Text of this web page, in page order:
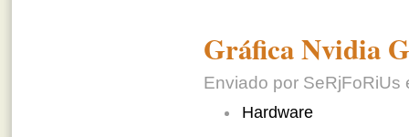
Gráfica Nvidia
Enviado por SeRjFoRiUs
Hardware